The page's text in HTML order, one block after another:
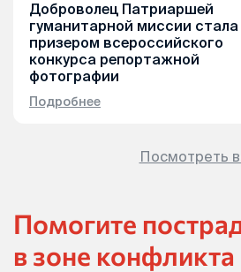
Доброволец Патриаршей
гуманитарной миссии стала
призером всероссийского
конкурса репортажной
фотографии
Подробнее
Посмотреть
Помогите
в зоне конфликта